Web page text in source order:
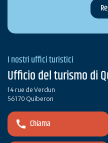
I nostri uffici turistici
Ufficio del turismo di
14 rue de Verdun
56170 Quiberon
Chiama